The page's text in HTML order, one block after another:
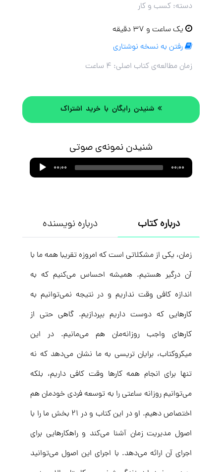
دسته: کسب و کار
یک ساعت و ۳۷ دقیقه
رفتن به نسخه نوشتاری
زمان مطالعه‌ی کتاب اصلی: ۴ ساعت
شنیدن رایگان با خرید اشتراک
شنیدن نمونه‌ی صوتی
Audio
Player
00:00 00:00
درباره کتاب درباره نویسنده
زمان، یکی از مشکلاتی است که امروزه تقریبا همه ما با
آن درگیر هستیم. همیشه احساس می‌کنیم که به
اندازه کافی وقت نداریم و در نتیجه نمی‌توانیم به
کارهایی که دوست داریم بپردازیم. گاهی حتی از
کارهای واجب روزانه‌مان هم می‌مانیم. در این
میکروکتاب، برایان تریسی به ما نشان می‌دهد که نه
تنها برای انجام همه کارها وقت کافی داریم، بلکه
می‌توانیم روزانه ساعتی را به توسعه فردی خودمان هم
اختصاص دهیم. او در این کتاب و در ۲۱ بخش ما را با
اصول مدیریت زمان آشنا می‌کند و راهکارهایی برای
اجرای آن ارائه می‌دهد. با اجرای این اصول می‌توانید